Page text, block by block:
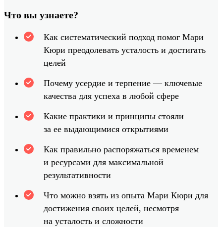
Что вы узнаете?
Как систематический подход помог Мари
Кюри преодолевать усталость и достигать
целей
Почему усердие и терпение — ключевые
качества для успеха в любой сфере
Какие практики и принципы стояли
за ее выдающимися открытиями
Как правильно распоряжаться временем
и ресурсами для максимальной
результативности
Что можно взять из опыта Мари Кюри для
достижения своих целей, несмотря
на усталость и сложности